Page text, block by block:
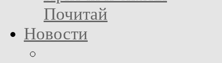
Почитай
Новости